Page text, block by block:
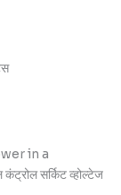
in a
सर्किट व्होल्टेज